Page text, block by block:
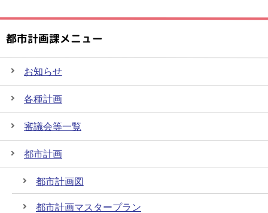
都市計画課メニュー
お知らせ
各種計画
審議会等一覧
都市計画
都市計画図
都市計画マスタープラン